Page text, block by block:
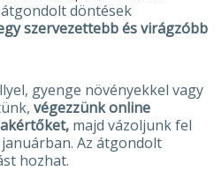
döntések
szervezettebb és virágzóbb
gyenge növényekkel vagy
végezzünk online
majd vázoljunk fel
Az átgondolt
hozhat.